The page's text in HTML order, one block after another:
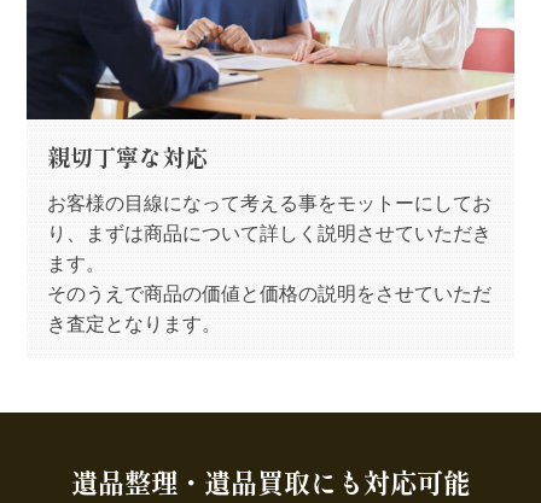
親切丁寧な対応
お客様の目線になって考える事をモットーにしてお
り、まずは商品について詳しく説明させていただき
ます。
そのうえで商品の価値と価格の説明をさせていただ
き査定となります。
遺品整理・遺品買取にも対応可能